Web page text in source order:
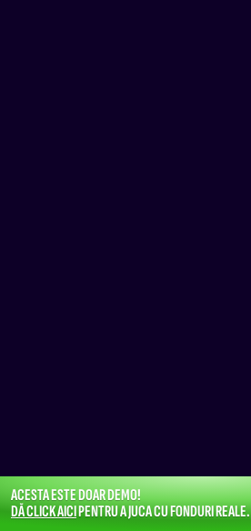
ACESTA ESTE DOAR DEMO!
DĂ CLICK AICIPENTRU A JUCA CU FONDURI REALE.